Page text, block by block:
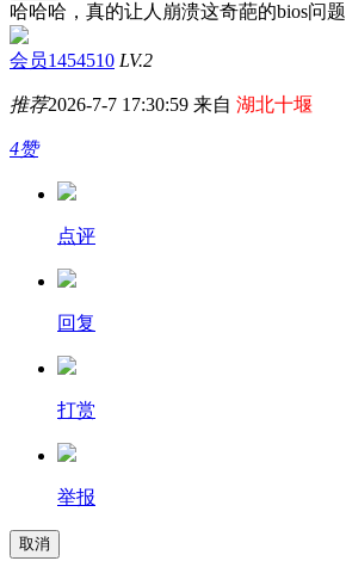
哈哈哈，真的让人崩溃这奇葩的bios问题
会员1454510 LV.2
推荐2026-7-7 17:30:59 来自 湖北十堰
4赞
点评
回复
打赏
举报
取消